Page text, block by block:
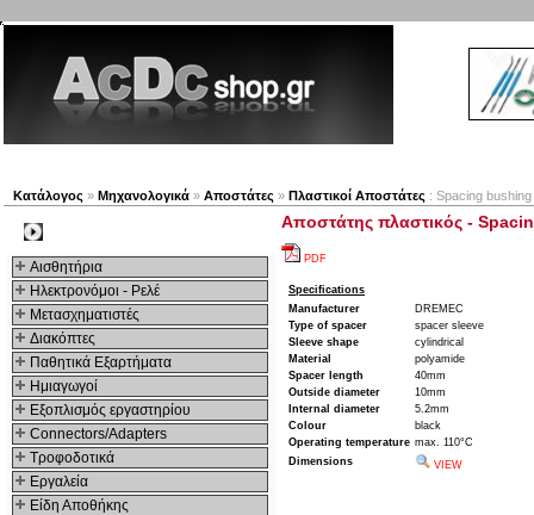
Κατάλογος » Μηχανολογικά » Αποστάτες » Πλαστικοί Αποστάτες : Spacing
Αισθητήρια
Ηλεκτρονόμοι - Ρελέ
Μετασχηματιστές
Διακόπτες
Παθητικά Εξαρτήματα
Hμιαγωγοί
Εξοπλισμός εργαστηρίου
Connectors/Adapters
Τροφοδοτικά
Εργαλεία
Είδη Αποθήκης
Αποστάτης πλαστικός -
PDF
Specifications
Manufacturer
DREMEC
Type of spacer
spacer sleeve
Sleeve shape
cylindrical
Material
polyamide
Spacer length
40mm
Outside diameter
10mm
Internal diameter
5.2mm
Colour
black
Operating temperature max. 110°C
Dimensions
VIEW